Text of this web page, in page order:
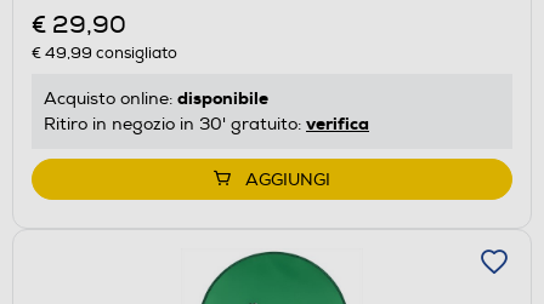
€ 29,90
€ 49,99 consigliato
Acquisto online: disponibile
Ritiro in negozio in 30' gratuito: verifica
AGGIUNGI